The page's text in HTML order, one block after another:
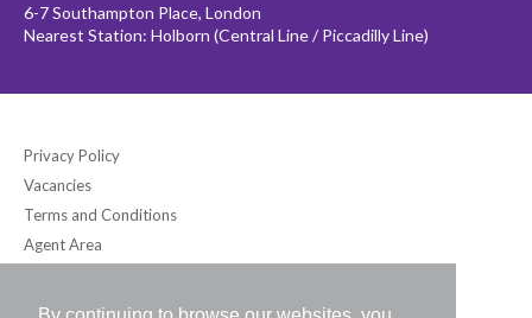
6-7 Southampton Place, London
Nearest Station: Holborn (Central Line / Piccadilly Line)
Privacy Policy
Vacancies
Terms and Conditions
Agent Area